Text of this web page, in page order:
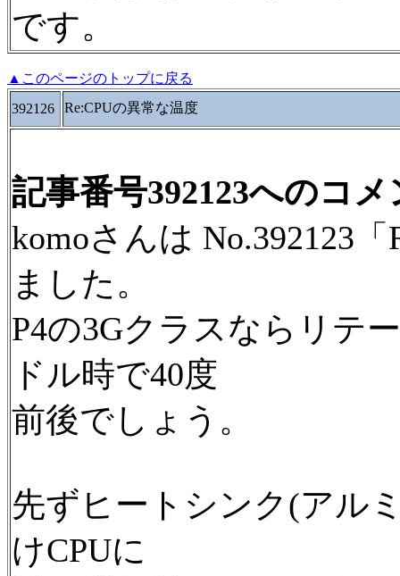
です。
▲このページのトップに戻る
392126
Re:CPUの異常な温度
記事番号392123へのコメ
komoさんは No.392123
ました。
P4の3Gクラスならリテ
ドル時で40度
前後でしょう。
先ずヒートシンク(アル
けCPUに